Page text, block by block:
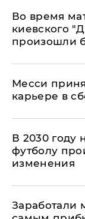
Во время
киевского
произошли
Месси
карьере в
В 2030 году
футболу
изменения
Заработали